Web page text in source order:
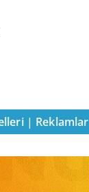
| Reklamlar